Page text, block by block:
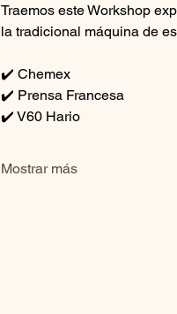
Traemos este Workshop
la tradicional máquina de
✔️ Chemex
✔️ Prensa Francesa
✔️ V60 Hario
Mostrar más